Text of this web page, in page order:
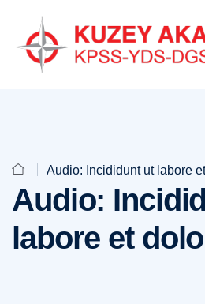
Audio: Incididunt ut labore
Audio:
labore et